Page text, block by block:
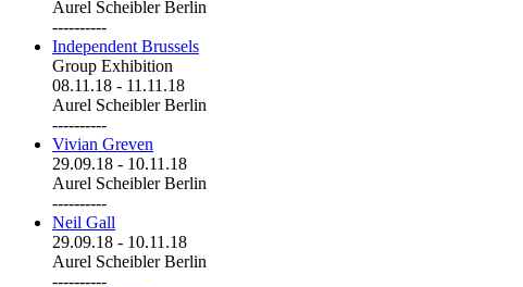
Aurel Scheibler Berlin
----------
Independent Brussels
Group Exhibition
08.11.18 - 11.11.18
Aurel Scheibler Berlin
----------
Vivian Greven
29.09.18 - 10.11.18
Aurel Scheibler Berlin
----------
Neil Gall
29.09.18 - 10.11.18
Aurel Scheibler Berlin
----------